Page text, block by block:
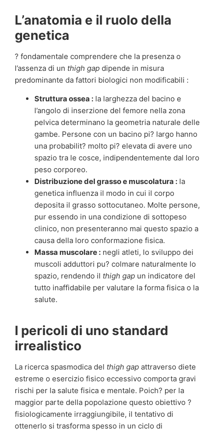
L’anatomia e il ruolo della
genetica
? fondamentale comprendere che la presenza o
l’assenza di un thigh gap dipende in misura
predominante da fattori biologici non modificabili :
Struttura ossea : la larghezza del bacino e
l’angolo di inserzione del femore nella zona
pelvica determinano la geometria naturale delle
gambe. Persone con un bacino pi? largo hanno
una probabilit? molto pi? elevata di avere uno
spazio tra le cosce, indipendentemente dal loro
peso corporeo.
Distribuzione del grasso e muscolatura : la
genetica influenza il modo in cui il corpo
deposita il grasso sottocutaneo. Molte persone,
pur essendo in una condizione di sottopeso
clinico, non presenteranno mai questo spazio a
causa della loro conformazione fisica.
Massa muscolare : negli atleti, lo sviluppo dei
muscoli adduttori pu? colmare naturalmente lo
spazio, rendendo il thigh gap un indicatore del
tutto inaffidabile per valutare la forma fisica o la
salute.
I pericoli di uno standard
irrealistico
La ricerca spasmodica del thigh gap attraverso diete
estreme o esercizio fisico eccessivo comporta gravi
rischi per la salute fisica e mentale. Poich? per la
maggior parte della popolazione questo obiettivo ?
fisiologicamente irraggiungibile, il tentativo di
ottenerlo si trasforma spesso in un ciclo di